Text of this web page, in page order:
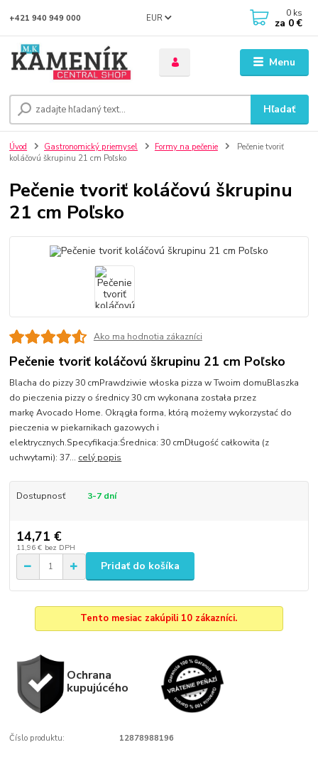
Menu
EUR
Hľadať
+421 940 949 000 0 ks
za 0 €
Úvod Gastronomický priemysel Formy na pečenie
Pečenie tvoriť
koláčovú škrupinu 21 cm Poľsko
Pečenie tvoriť koláčovú škrupinu
21 cm Poľsko
Ako ma hodnotia zákazníci
Pečenie tvoriť koláčovú škrupinu 21 cm Poľsko
Blacha do pizzy 30 cmPrawdziwie włoska pizza w Twoim domuBlaszka
do pieczenia pizzy o średnicy 30 cm wykonana została przez
markę Avocado Home. Okrągła forma, którą możemy wykorzystać do
pieczenia w piekarnikach gazowych i
elektrycznych.Specyfikacja:Średnica: 30 cmDługość całkowita (z
uchwytami): 37... celý popis
Dostupnosť 3-7 dní
14,71 €
11,96 € bez DPH
Pridať do košíka
Tento mesiac zakúpili 10 zákazníci.
Ochrana
kupujúcého
Číslo produktu: 12878988196